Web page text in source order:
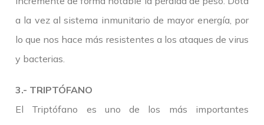
a la vez al sistema inmunitario de mayor energía, por
lo que nos hace más resistentes a los ataques de virus
y bacterias.
3.- TRIPTÓFANO
El Triptófano es uno de los más importantes